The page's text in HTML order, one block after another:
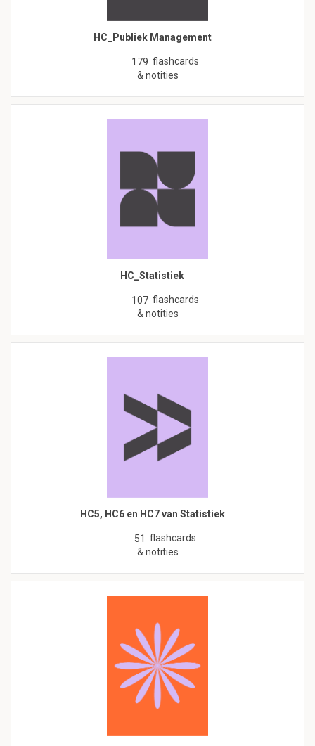
HC_Publiek Management
179 flashcards
& notities
HC_Statistiek
107 flashcards
& notities
HC5, HC6 en HC7 van Statistiek
51 flashcards
& notities